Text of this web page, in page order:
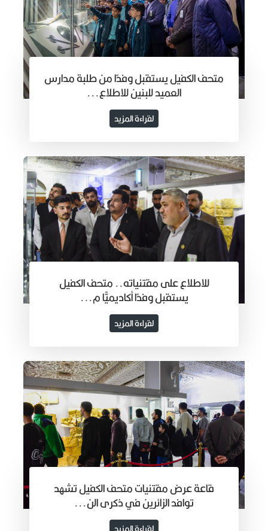
متحف الكفيل يستقبل وفدًا من طلبة مدارس
العميد للبنين للاطلاع...
لقراءة المزيد
للاطلاع على مقتنياته.. متحف الكفيل
يستقبل وفدًا أكاديميًّا م...
لقراءة المزيد
قاعة عرض مقتنيات متحف الكفيل تشهد
توافد الزائرين في ذكرى الن...